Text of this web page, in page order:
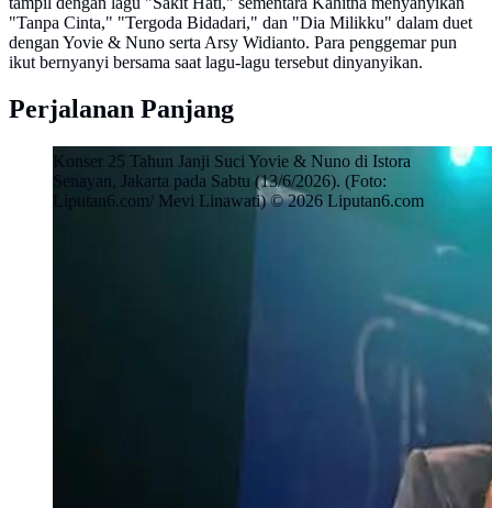
"Tanpa Cinta," "Tergoda Bidadari," dan "Dia Milikku" dalam duet
dengan Yovie & Nuno serta Arsy Widianto. Para penggemar pun
ikut bernyanyi bersama saat lagu-lagu tersebut dinyanyikan.
Perjalanan Panjang
Konser 25 Tahun Janji Suci Yovie & Nuno di Istora
Senayan, Jakarta pada Sabtu (13/6/2026). (Foto:
Liputan6.com/ Mevi Linawati) © 2026 Liputan6.com